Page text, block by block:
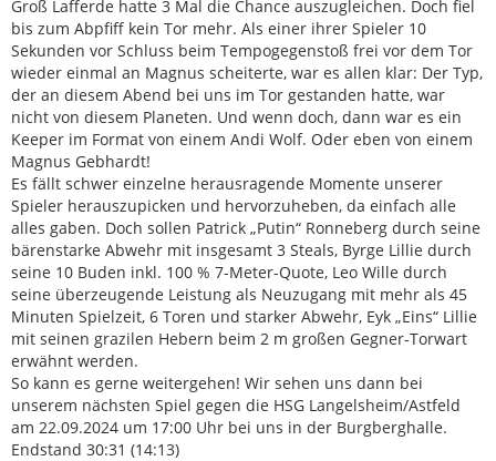
Groß Lafferde hatte 3 Mal die Chance auszugleichen. Doch fiel
bis zum Abpfiff kein Tor mehr. Als einer ihrer Spieler 10
Sekunden vor Schluss beim Tempogegenstoß frei vor dem Tor
wieder einmal an Magnus scheiterte, war es allen klar: Der Typ,
der an diesem Abend bei uns im Tor gestanden hatte, war
nicht von diesem Planeten. Und wenn doch, dann war es ein
Keeper im Format von einem Andi Wolf. Oder eben von einem
Magnus Gebhardt!
Es fällt schwer einzelne herausragende Momente unserer
Spieler herauszupicken und hervorzuheben, da einfach alle
alles gaben. Doch sollen Patrick „Putin“ Ronneberg durch seine
bärenstarke Abwehr mit insgesamt 3 Steals, Byrge Lillie durch
seine 10 Buden inkl. 100 % 7-Meter-Quote, Leo Wille durch
seine überzeugende Leistung als Neuzugang mit mehr als 45
Minuten Spielzeit, 6 Toren und starker Abwehr, Eyk „Eins“ Lillie
mit seinen grazilen Hebern beim 2 m großen Gegner-Torwart
erwähnt werden.
So kann es gerne weitergehen! Wir sehen uns dann bei
unserem nächsten Spiel gegen die HSG Langelsheim/Astfeld
am 22.09.2024 um 17:00 Uhr bei uns in der Burgberghalle.
Endstand 30:31 (14:13)